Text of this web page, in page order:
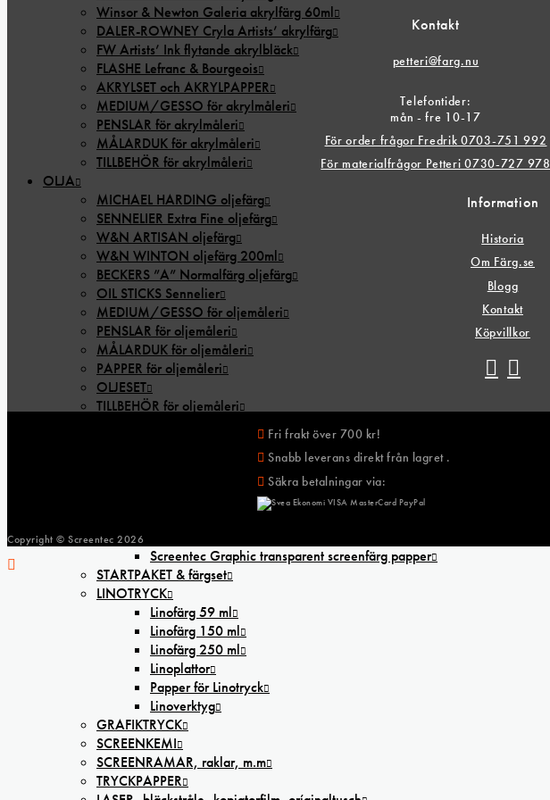
Winsor & Newton Galeria akrylfärg 60ml
DALER-ROWNEY Cryla Artists’ akrylfärg
FW Artists’ Ink flytande akrylbläck
FLASHE Lefranc & Bourgeois
AKRYLSET och AKRYLPAPPER
MEDIUM/GESSO för akrylmåleri
PENSLAR för akrylmåleri
MÅLARDUK för akrylmåleri
TILLBEHÖR för akrylmåleri
OLJA
MICHAEL HARDING oljefärg
SENNELIER Extra Fine oljefärg
W&N ARTISAN oljefärg
W&N WINTON oljefärg 200ml
BECKERS ”A” Normalfärg oljefärg
OIL STICKS Sennelier
MEDIUM/GESSO för oljemåleri
PENSLAR för oljemåleri
MÅLARDUK för oljemåleri
PAPPER för oljemåleri
OLJESET
TILLBEHÖR för oljemåleri
Screentec T-Print Soft transparent screenfärg textil
Screentec Ecoline täckande screenfärg textil
Screentec Graphic transparent screenfärg papper
STARTPAKET & färgset
LINOTRYCK
Linofärg 59 ml
Linofärg 150 ml
Linofärg 250 ml
Linoplattor
Papper för Linotryck
Linoverktyg
GRAFIKTRYCK
SCREENKEMI
SCREENRAMAR, raklar, m.m
TRYCKPAPPER
Kontakt
petteri@farg.nu
Telefontider:
mån - fre 10-17
För order frågor Fredrik 0703-751 992
För materialfrågor Petteri 0730-727 978
Information
Historia
Om Färg.se
Blogg
Kontakt
Köpvillkor
Fri frakt över 700 kr!
Snabb leverans direkt från lagret .
Säkra betalningar via:
Copyright © Screentec 2026